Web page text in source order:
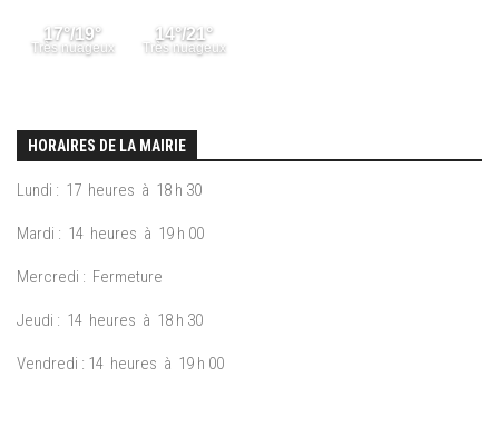
HORAIRES DE LA MAIRIE
Lundi : 17 heures à 18 h 30
Mardi : 14 heures à 19 h 00
Mercredi : Fermeture
Jeudi : 14 heures à 18 h 30
Vendredi : 14 heures à 19 h 00